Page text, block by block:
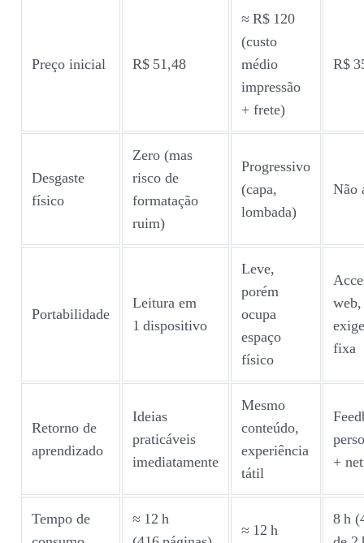
Preço inicial R$ 51,48
≈ R$ 120
(custo
médio
impressão
+ frete)
R$
Desgaste
físico
Zero (mas
risco de
formatação
ruim)
Progressivo
(capa,
lombada)
Não
Portabilidade
Leitura em
1 dispositivo
Leve,
porém
ocupa
espaço
físico
web,
fixa
Retorno de
aprendizado
Ideias
praticáveis
imediatamente
Mesmo
conteúdo,
experiência
tátil
+
Tempo de
≈ 12 h
≈ 12 h
8 h